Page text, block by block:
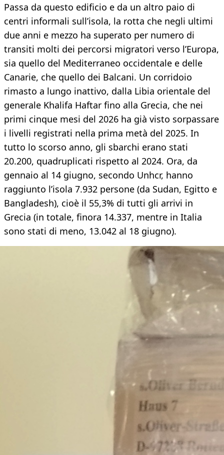
Passa da questo edificio e da un altro paio di
centri informali sull’isola, la rotta che negli ultimi
due anni e mezzo ha superato per numero di
transiti molti dei percorsi migratori verso l’Europa,
sia quello del Mediterraneo occidentale e delle
Canarie, che quello dei Balcani. Un corridoio
rimasto a lungo inattivo, dalla Libia orientale del
generale Khalifa Haftar fino alla Grecia, che nei
primi cinque mesi del 2026 ha già visto sorpassare
i livelli registrati nella prima metà del 2025. In
tutto lo scorso anno, gli sbarchi erano stati
20.200, quadruplicati rispetto al 2024. Ora, da
gennaio al 14 giugno, secondo Unhcr, hanno
raggiunto l’isola 7.932 persone (da Sudan, Egitto e
Bangladesh), cioè il 55,3% di tutti gli arrivi in
Grecia (in totale, finora 14.337, mentre in Italia
sono stati di meno, 13.042 al 18 giugno).